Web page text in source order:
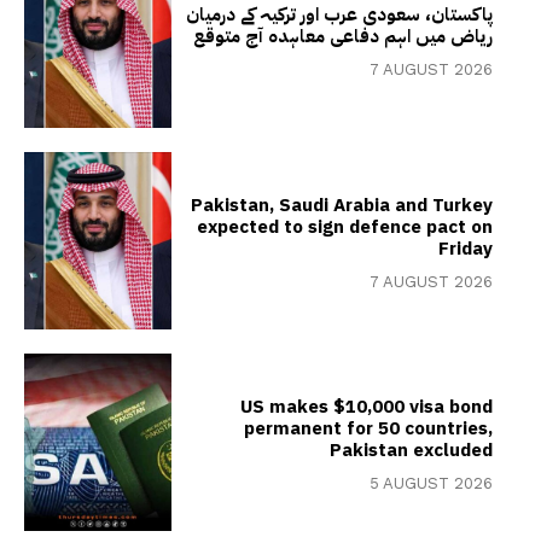
پاکستان، سعودی عرب اور ترکیہ کے درمیان
ریاض میں اہم دفاعی معاہدہ آج متوقع
7 AUGUST 2026
Pakistan, Saudi Arabia and Turkey
expected to sign defence pact on
Friday
7 AUGUST 2026
US makes $10,000 visa bond
permanent for 50 countries,
Pakistan excluded
5 AUGUST 2026